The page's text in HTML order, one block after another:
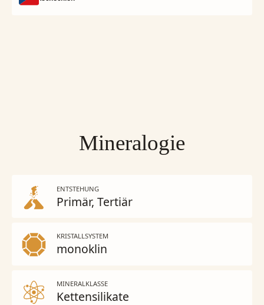
Mineralogie
ENTSTEHUNG
Primär Tertiär
KRISTALLSYSTEM
monoklin
MINERALKLASSE
Kettensilikate